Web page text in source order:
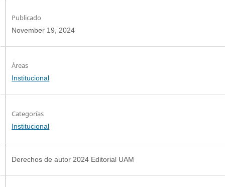
Publicado
November 19, 2024
Institucional
Categorías
Institucional
Derechos de autor 2024 Editorial UAM